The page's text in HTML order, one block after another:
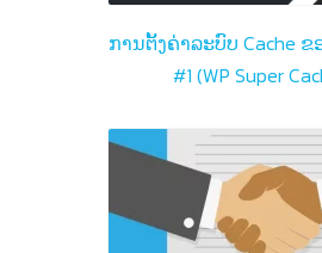
ການຕັ້ງຄ່າລະບົບ Cache ຂ
#1 (WP Super